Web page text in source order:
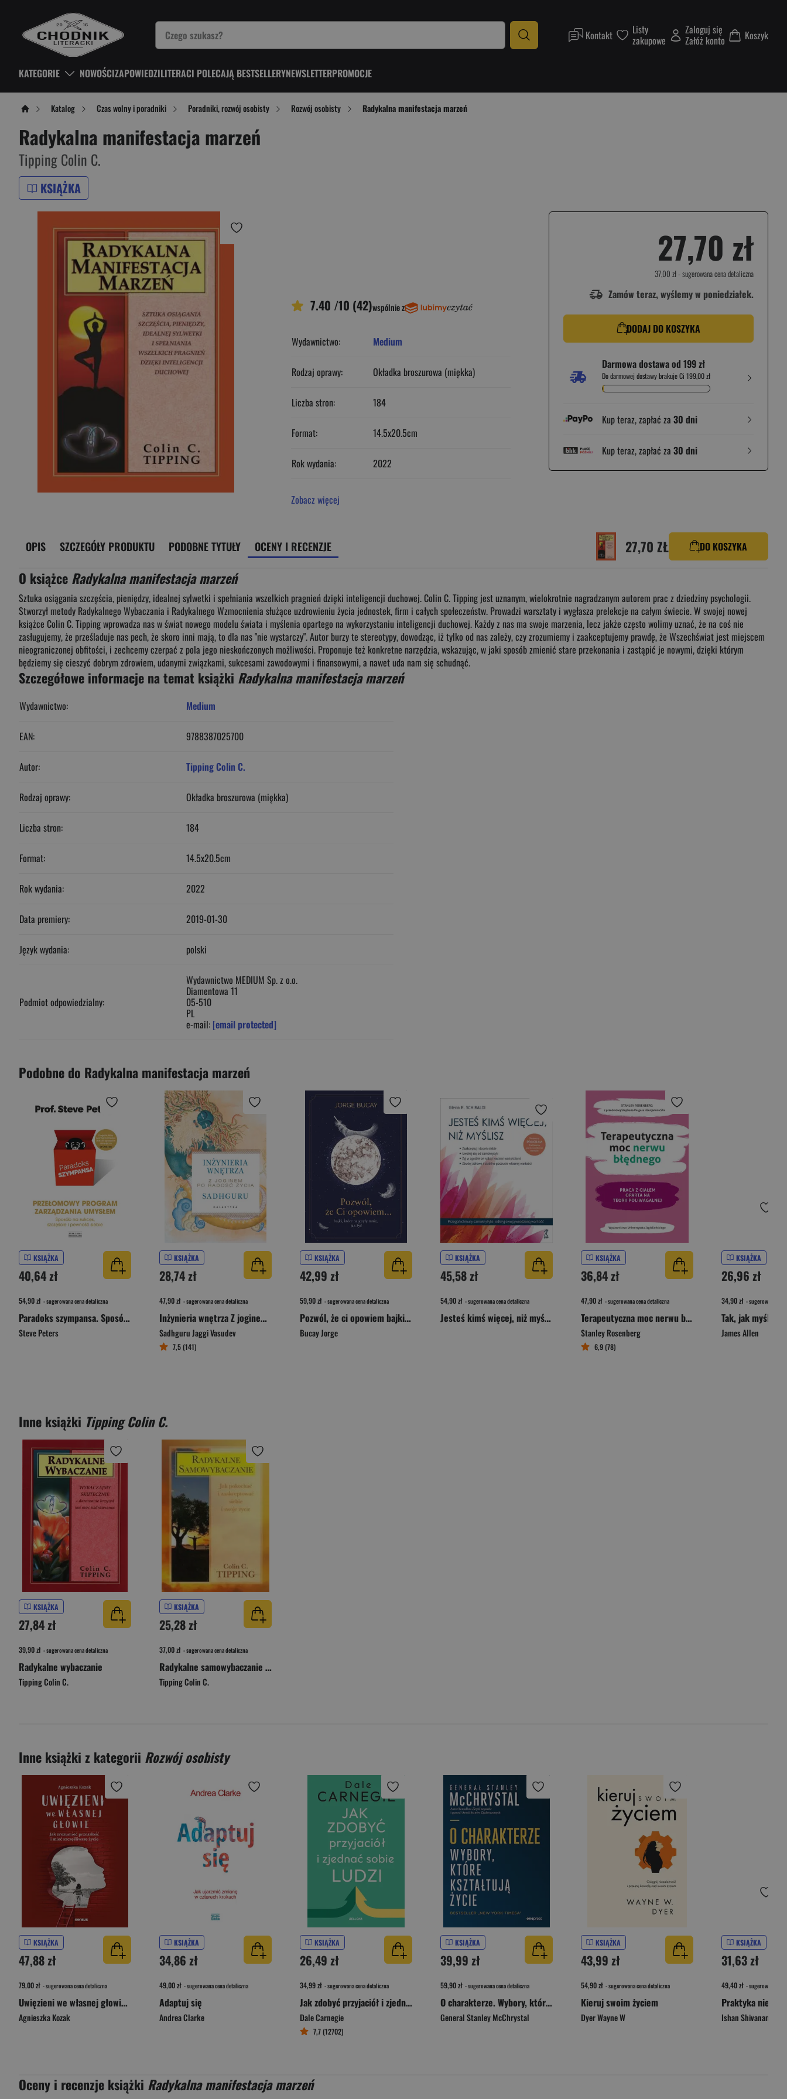
Kontakt Listy
zakupowe
Zaloguj się
Załóż konto Koszyk
KATEGORIE NOWOŚCIZAPOWIEDZILITERACI POLECAJĄ BESTSELLERYNEWSLETTERPROMOCJE
Katalog Czas wolny i poradniki Poradniki, rozwój osobisty Rozwój osobisty Radykalna manifestacja marzeń
Radykalna manifestacja marzeń
Tipping Colin C.
KSIĄŻKA
27,70 zł
37,00 zł- sugerowana cena detaliczna
Zamów teraz, wyślemy w poniedziałek.
DODAJ DO KOSZYKA
Darmowa dostawa od 199 zł
Do darmowej dostawy brakuje Ci 199,00 zł
Kup teraz, zapłać za 30 dni
Kup teraz, zapłać za 30 dni
7.40 /10 (42)wspólnie z
Wydawnictwo: Medium
Rodzaj oprawy: Okładka broszurowa (miękka)
Liczba stron: 184
Format: 14.5x20.5cm
Rok wydania: 2022
Zobacz więcej
OPIS SZCZEGÓŁY PRODUKTU PODOBNE TYTUŁY OCENY I RECENZJE 27,70 ZŁ DO KOSZYKA
O książce Radykalna manifestacja marzeń
Sztuka osiągania szczęścia, pieniędzy, idealnej sylwetki i spełniania wszelkich pragnień dzięki inteligencji duchowej. Colin C. Tipping jest uznanym, wielokrotnie nagradzanym autorem prac z dziedziny psychologii.
Stworzył metody Radykalnego Wybaczania i Radykalnego Wzmocnienia służące uzdrowieniu życia jednostek, firm i całych społeczeństw. Prowadzi warsztaty i wygłasza prelekcje na całym świecie. W swojej nowej
książce Colin C. Tipping wprowadza nas w świat nowego modelu świata i myślenia opartego na wykorzystaniu inteligencji duchowej. Każdy z nas ma swoje marzenia, lecz jakże często wolimy uznać, że na coś nie
zasługujemy, że prześladuje nas pech, że skoro inni mają, to dla nas "nie wystarczy". Autor burzy te stereotypy, dowodząc, iż tylko od nas zależy, czy zrozumiemy i zaakceptujemy prawdę, że Wszechświat jest miejscem
nieograniczonej obfitości, i zechcemy czerpać z pola jego nieskończonych możliwości. Proponuje też konkretne narzędzia, wskazując, w jaki sposób zmienić stare przekonania i zastąpić je nowymi, dzięki którym
będziemy się cieszyć dobrym zdrowiem, udanymi związkami, sukcesami zawodowymi i finansowymi, a nawet uda nam się schudnąć.
Szczegółowe informacje na temat książki Radykalna manifestacja marzeń
Wydawnictwo: Medium
EAN: 9788387025700
Autor: Tipping Colin C.
Rodzaj oprawy: Okładka broszurowa (miękka)
Liczba stron: 184
Format: 14.5x20.5cm
Rok wydania: 2022
Data premiery: 2019-01-30
Język wydania: polski
Podmiot odpowiedzialny:
Wydawnictwo MEDIUM Sp. z o.o.
Diamentowa 11
05-510
PL
e-mail: [email protected]
Podobne do Radykalna manifestacja marzeń
KSIĄŻKA
40,64 zł
54,90 zł - sugerowana cena detaliczna
Paradoks szympansa. Sposób na sukces, szczęście i pewność siebie. Przełomowy program zarządzania umy
Steve Peters
KSIĄŻKA
28,74 zł
47,90 zł - sugerowana cena detaliczna
Inżynieria wnętrza Z joginem po radość życia
Sadhguru Jaggi Vasudev
7,5 (141)
KSIĄŻKA
42,99 zł
59,90 zł - sugerowana cena detaliczna
Pozwól, że ci opowiem bajki które nauczyły mnie jak żyć
Bucay Jorge
KSIĄŻKA
45,58 zł
54,90 zł - sugerowana cena detaliczna
Jesteś kimś więcej, niż myślisz. Przegoń chmury samokrytyki i odkryj swoją wrodzoną wartość
KSIĄŻKA
36,84 zł
47,90 zł - sugerowana cena detaliczna
Terapeutyczna moc nerwu błędnego. Praca z ciałem oparta na teorii poliwagalnej
Stanley Rosenberg
6,9 (78)
KSIĄŻKA
26,96 zł
34,90 zł - sugerowana
Tak, jak myśli
James Allen
Inne książki Tipping Colin C.
KSIĄŻKA
27,84 zł
39,90 zł - sugerowana cena detaliczna
Radykalne wybaczanie
Tipping Colin C.
KSIĄŻKA
25,28 zł
37,00 zł - sugerowana cena detaliczna
Radykalne samowybaczanie Jak pokochać i zaakceptować siebie i swoje życie
Tipping Colin C.
Inne książki z kategorii Rozwój osobisty
KSIĄŻKA
47,88 zł
79,00 zł - sugerowana cena detaliczna
Uwięzieni we własnej głowie. Jak zrozumieć przeszłość i mieć szczęśliwsze życie
Agnieszka Kozak
KSIĄŻKA
34,86 zł
49,00 zł - sugerowana cena detaliczna
Adaptuj się
Andrea Clarke
KSIĄŻKA
26,49 zł
34,99 zł - sugerowana cena detaliczna
Jak zdobyć przyjaciół i zjednać sobie ludzi
Dale Carnegie
7,7 (12702)
KSIĄŻKA
39,99 zł
59,90 zł - sugerowana cena detaliczna
O charakterze. Wybory, które kształtują życie
General Stanley McChrystal
KSIĄŻKA
43,99 zł
54,90 zł - sugerowana cena detaliczna
Kieruj swoim życiem
Dyer Wayne W
KSIĄŻKA
31,63 zł
49,40 zł - sugerowana
Ishan Shivanand
Oceny i recenzje książki Radykalna manifestacja marzeń